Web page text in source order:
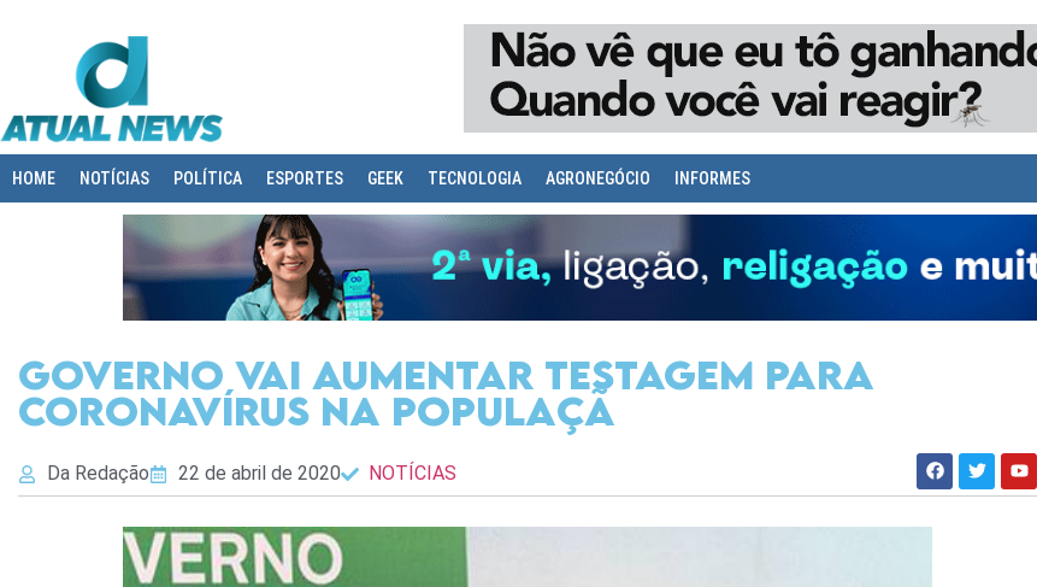
HOME NOTÍCIAS POLÍTICA ESPORTES GEEK TECNOLOGIA AGRONEGÓCIO INFORMES
Governo vai aumentar testagem para
coronavírus na populaçã
Da Redação 22 de abril de 2020 NOTÍCIAS